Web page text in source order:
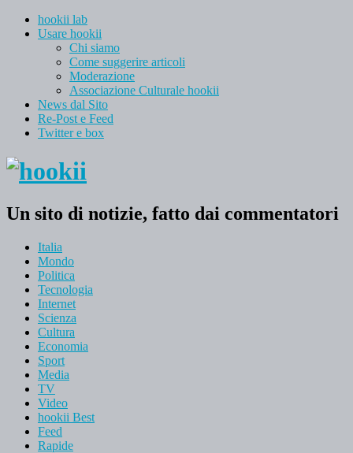
hookii lab
Usare hookii
Chi siamo
Come suggerire articoli
Moderazione
Associazione Culturale hookii
News dal Sito
Re-Post e Feed
Twitter e box
Un sito di notizie, fatto dai commentatori
Italia
Mondo
Politica
Tecnologia
Internet
Scienza
Cultura
Economia
Sport
Media
TV
Video
hookii Best
Feed
Rapide